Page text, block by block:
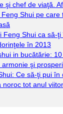
şi chef de viaţă.
Feng Shui pe care
Feng Shui ca să-
în 2013
in bucătărie:
armonie şi
Ce să-ţi pui în
noroc tot anul viitor